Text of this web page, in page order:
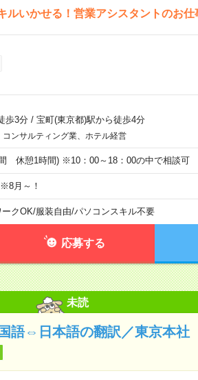
ルいかせる！営業アシスタントのお仕
歩3分/ 宝町(東京都)駅から徒歩4分
ンサルティング業、ホテル経営
休憩1時間) ※10：00～18：00の中で相談可
月～！
クOK/服装自由/パソコンスキル不要
応募する
未読
語⇔日本語の翻訳／東京本社